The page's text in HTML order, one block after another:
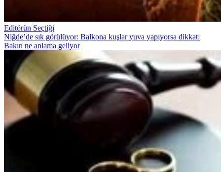
Editörün Seçtiği
Niğde’de sık görülüyor: Balkona kuşlar yuva yapıyorsa dikkat:
Bakın ne anlama geliyor